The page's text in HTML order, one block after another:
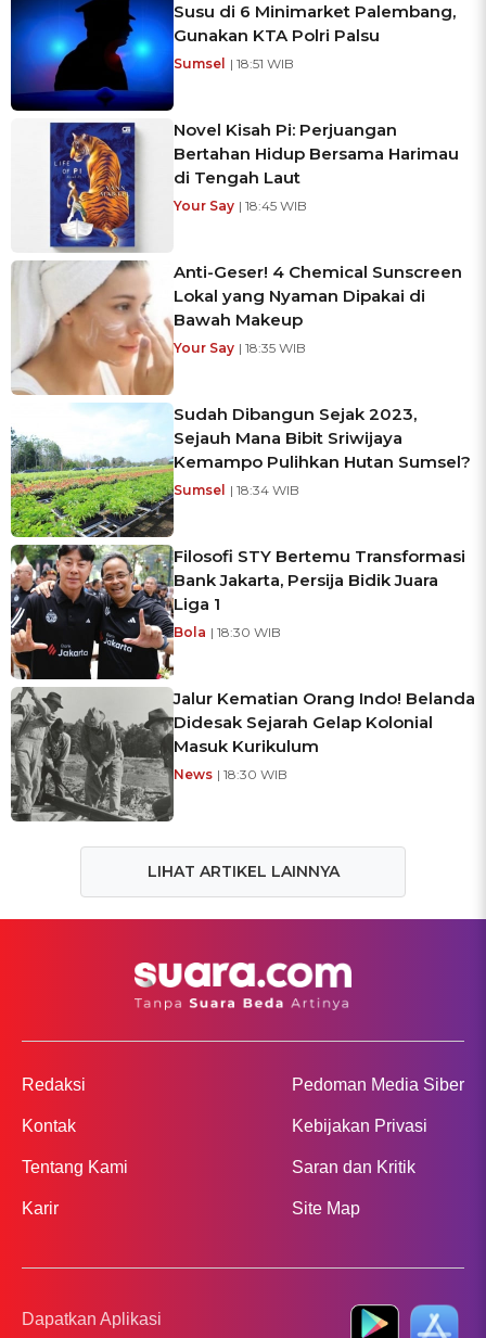
Susu di 6 Minimarket Palembang,
Gunakan KTA Polri Palsu
Sumsel | 18:51 WIB
Novel Kisah Pi: Perjuangan
Bertahan Hidup Bersama Harimau
di Tengah Laut
Your Say | 18:45 WIB
Anti-Geser! 4 Chemical Sunscreen
Lokal yang Nyaman Dipakai di
Bawah Makeup
Your Say | 18:35 WIB
Sudah Dibangun Sejak 2023,
Sejauh Mana Bibit Sriwijaya
Kemampo Pulihkan Hutan Sumsel?
Sumsel | 18:34 WIB
Filosofi STY Bertemu Transformasi
Bank Jakarta, Persija Bidik Juara
Liga 1
Bola | 18:30 WIB
Jalur Kematian Orang Indo! Belanda
Didesak Sejarah Gelap Kolonial
Masuk Kurikulum
News | 18:30 WIB
LIHAT ARTIKEL LAINNYA
Redaksi
Kontak
Tentang Kami
Karir
Pedoman Media Siber
Kebijakan Privasi
Saran dan Kritik
Site Map
Dapatkan Aplikasi